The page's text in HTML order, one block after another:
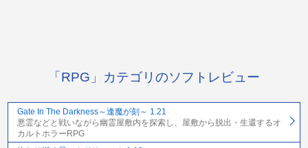
「RPG」カテゴリのソフトレビュー
Gate In The Darkness～逢魔が刻～ 1.21
悪霊などと戦いながら幽霊屋敷内を探索し、屋敷から脱出・生還するオ
カルトホラーRPG